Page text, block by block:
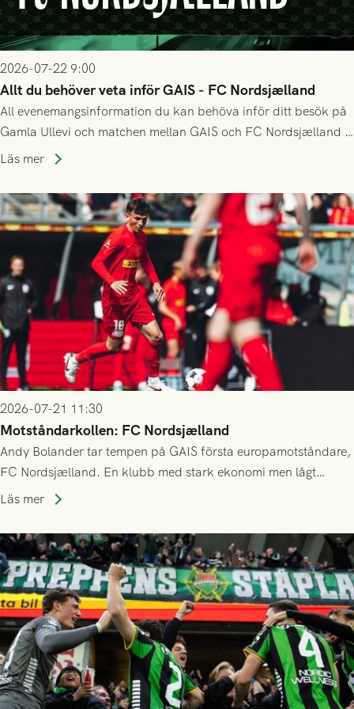
2026-07-22 9:00
Allt du behöver veta inför GAIS - FC Nordsjælland
All evenemangsinformation du kan behöva inför ditt besök på
Gamla Ullevi och matchen mellan GAIS och FC Nordsjælland i
kvalet till Conference League! Avspark kl 19.00 på torsdag
Läs mer
2026-07-21 11:30
Motståndarkollen: FC Nordsjælland
Andy Bolander tar tempen på GAIS första europamotståndare,
FC Nordsjælland. En klubb med stark ekonomi men lågt
publiksnitt, ett lag med både kollektiv styrka och individuell
Läs mer